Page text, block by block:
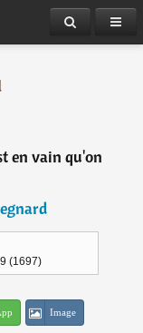
en vain qu'on
(1697)
Image